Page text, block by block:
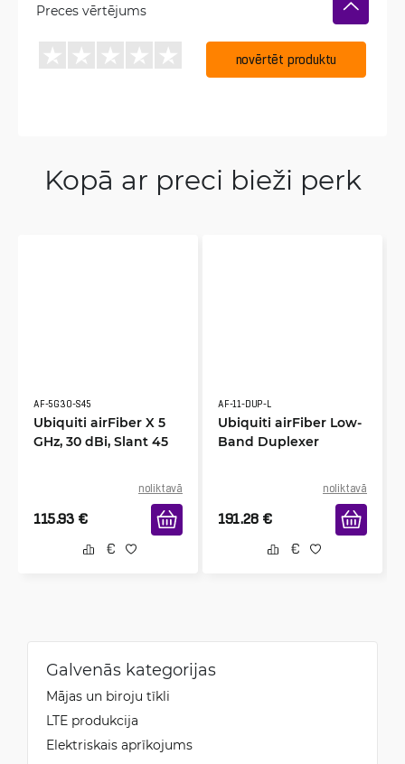
Preces vērtējums
novērtēt produktu
Kopā ar preci bieži perk
AF-5G30-S45
Ubiquiti airFiber X 5
GHz, 30 dBi, Slant 45
noliktavā
115.93 €
AF-11-DUP-L
Ubiquiti airFiber Low-
Band Duplexer
noliktavā
191.28 €
Galvenās kategorijas
Mājas un biroju tīkli
LTE produkcija
Elektriskais aprīkojums